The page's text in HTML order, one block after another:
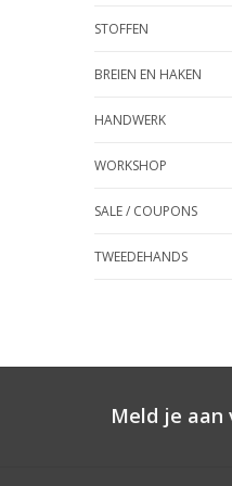
STOFFEN
BREIEN EN HAKEN
HANDWERK
WORKSHOP
SALE / COUPONS
TWEEDEHANDS
Meld je aan